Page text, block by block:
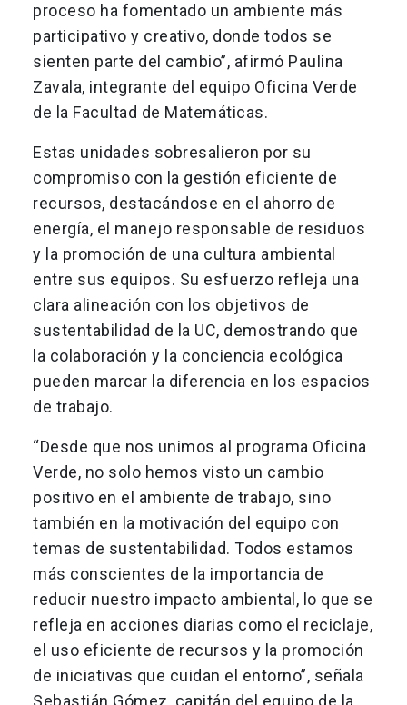
proceso ha fomentado un ambiente más
participativo y creativo, donde todos se
sienten parte del cambio”, afirmó Paulina
Zavala, integrante del equipo Oficina Verde
de la Facultad de Matemáticas.
Estas unidades sobresalieron por su
compromiso con la gestión eficiente de
recursos, destacándose en el ahorro de
energía, el manejo responsable de residuos
y la promoción de una cultura ambiental
entre sus equipos. Su esfuerzo refleja una
clara alineación con los objetivos de
sustentabilidad de la UC, demostrando que
la colaboración y la conciencia ecológica
pueden marcar la diferencia en los espacios
de trabajo.
“Desde que nos unimos al programa Oficina
Verde, no solo hemos visto un cambio
positivo en el ambiente de trabajo, sino
también en la motivación del equipo con
temas de sustentabilidad. Todos estamos
más conscientes de la importancia de
reducir nuestro impacto ambiental, lo que se
refleja en acciones diarias como el reciclaje,
el uso eficiente de recursos y la promoción
de iniciativas que cuidan el entorno”, señala
Sebastián Gómez, capitán del equipo de la